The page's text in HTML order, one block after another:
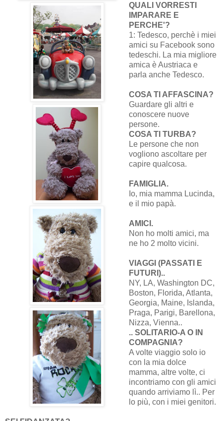
QUALI VORRESTI
IMPARARE E
PERCHE'?
1: Tedesco, perchè i miei
amici su Facebook sono
tedeschi. La mia migliore
amica è Austriaca e
parla anche Tedesco.
COSA TI AFFASCINA?
Guardare gli altri e
conoscere nuove
persone.
COSA TI TURBA?
Le persone che non
vogliono ascoltare per
capire qualcosa.
FAMIGLIA.
Io, mia mamma Lucinda,
e il mio papà.
AMICI.
Non ho molti amici, ma
ne ho 2 molto vicini.
VIAGGI (PASSATI E
FUTURI)..
NY, LA, Washington DC,
Boston, Florida, Atlanta,
Georgia, Maine, Islanda,
Praga, Parigi, Barellona,
Nizza, Vienna..
.. SOLITARIO-A O IN
COMPAGNIA?
A volte viaggio solo io
con la mia dolce
mamma, altre volte, ci
incontriamo con gli amici
quando arriviamo lì.. Per
lo più, con i miei genitori.